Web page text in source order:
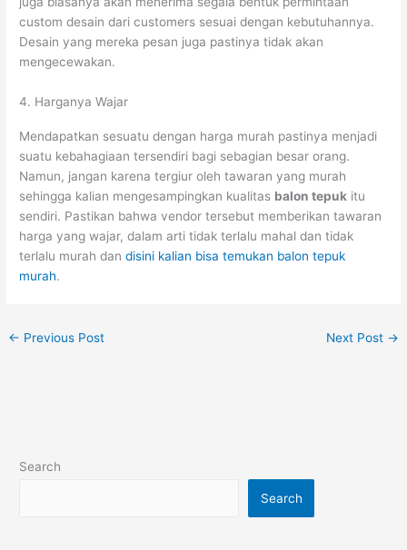
custom desain dari customers sesuai dengan kebutuhannya.
Desain yang mereka pesan juga pastinya tidak akan
mengecewakan.
4. Harganya Wajar
Mendapatkan sesuatu dengan harga murah pastinya menjadi
suatu kebahagiaan tersendiri bagi sebagian besar orang.
Namun, jangan karena tergiur oleh tawaran yang murah
sehingga kalian mengesampingkan kualitas balon tepuk itu
sendiri. Pastikan bahwa vendor tersebut memberikan tawaran
harga yang wajar, dalam arti tidak terlalu mahal dan tidak
terlalu murah dandisini kalian bisa temukan balon tepuk
murah.
← Previous Post Next Post →
Search
Search